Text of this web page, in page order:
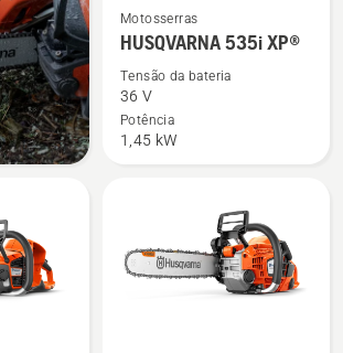
Ver
mais
detalhes
sobre
HUSQVARNA
535i
Motosserras
HUSQVARNA 535i XP®
Tensão da bateria
36 V
Potência
1,45 kW